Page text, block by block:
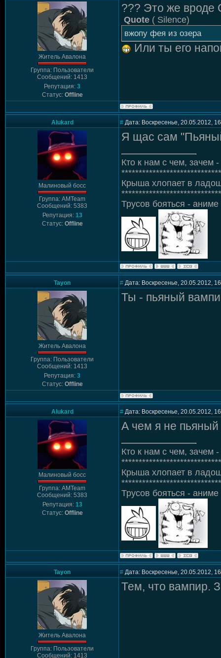
Житель Авалона
Группа: Пользователи
Сообщений: 1413
Репутация: 3
Статус: Offline
??? Это же вроде
Quote ( Silence)
вжопу фея из озера
Или ты его
Alukard # Дата: Воскресенье, 20.05.2012,
Малиновый босс
Группа: AMTeam
Сообщений: 5383
Репутация: 13
Статус: Offline
Я щас сам
Кто к нам с чем, зачем -
Крыша хлопает в
Трусов бояться - аниме
Tayon # Дата: Воскресенье, 20.05.2012,
Житель Авалона
Группа: Пользователи
Сообщений: 1413
Репутация: 3
Статус: Offline
Ты - пьяный
Alukard # Дата: Воскресенье, 20.05.2012,
Малиновый босс
Группа: AMTeam
Сообщений: 5383
Репутация: 13
Статус: Offline
А чем я не
Кто к нам с чем, зачем -
Крыша хлопает в
Трусов бояться - аниме
Tayon # Дата: Воскресенье, 20.05.2012,
Житель Авалона
Группа: Пользователи
Сообщений: 1413
Тем, что вампир.